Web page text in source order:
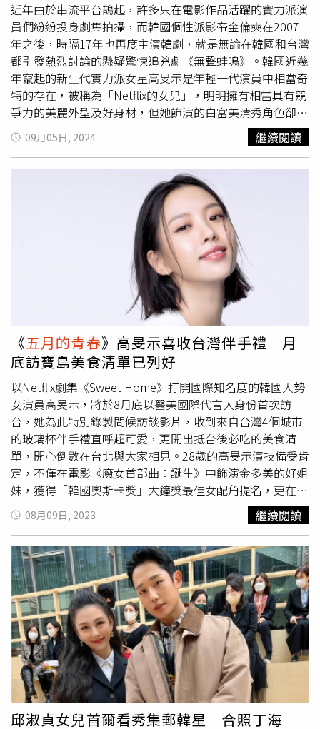
近年由於串流平台鵲起，許多只在電影作品活躍的實力派演
員們紛紛投身劇集拍攝，而韓國個性派影帝金倫奭在2007
年之後，時隔17年也再度主演韓劇，就是無論在韓國和台灣
都引發熱烈討論的懸疑驚悚追兇劇《無聲蛙鳴》。韓國近幾
年竄起的新生代實力派女星高旻示是年輕一代演員中相當奇
特的存在，被稱為「Netflix的女兒」，明明擁有相當具有競
爭力的美麗外型及好身材，但她飾演的白富美清秀角色卻相
對少，反而勇於挑戰各種具有爭議性的惡女角色。在主演光
州事件學運愛情劇《
》以及《Sweet Home》三
季主演之後，高旻示獲得許多矚目，終於在去年以大咖雲集
的《神鬼海底撈》提名以及獲獎無數，包括青龍獎最佳新人
女演員，也獲得百想及大鐘獎另外兩大電影獎的提名肯定，
而緊接在後的最新作品，就是《無聲蛙鳴》。《無聲蛙鳴》
描述平靜的鄉下小鎮裡，金倫奭飾演的民宿老闆全煐夏如常
地營運位於小溪邊的幽靜民宿，某日來了一對神秘的母子，
高旻示飾演的柳誠娥以及她帶來的小男孩卻為全煐夏的人
生，甚至整個小鎮的人們造成了天翻地覆的改變。隔年夏
天，柳誠娥又出現在他的民宿裡，懷抱著巨大的秘密，為了
守護自己的民宿與生活，全煐夏決定採取反擊，一連串以暴
制暴的行為導向未知的結果，甚至牽扯出20年前的連續殺人
命案。《無聲蛙鳴》金倫奭飾演的民宿老闆遇上神秘母子，
人生起了天翻地覆的變化。（圖／Netflix提供）身為必須推
動整部戲前進及控制節奏的瘋女人角色，在演技派的國寶級
大前輩金倫奭面前，高旻示絲毫沒有氣短，從演技到氣勢都
能夠力抗對手，一冷一熱，一文一瘋，兩人的飆戲看起來非
常過癮。她以旁若無人的自信，向觀眾們展示了新一代戲劇
場景中的女人可以瘋到什麼極致，同時包容了美麗、性感、
無邪、任性、殘暴、瘋癲、聰明、歇斯底里與無厘頭，視人
命如草芥，未經縝密思考想殺就殺，不在意任何後果，是一
個世界繞著她轉，徹徹底底的女神經病角色，像是來自東方
的小丑女，但她甚至不需要小丑，本身就活成了一朵燦爛瘋
魔的奇異大花。演技爆棚之外，高旻示也為了《無聲蛙鳴》
中的大量裸露場面將體重降到人生新低，整個背部清晰可見
的脊椎骨，為的就是能夠符合導演要求的「看起來像動物」
的視覺，張狂瘋癲的演技，也被看好要橫掃明年的演技派女
主寶座。高旻示在《無聲蛙鳴》不只展現瘋魔演技，還有大
量裸露場面。（圖／Netflix提供）《無聲蛙鳴》每一集都以
同樣的一句口白，由不同主角唸出來開場：「假設一棵樹在
森林裡倒下，而沒有人在附近聽見，它有沒有發出聲音？」
這個貫串全劇的主軸是個久遠的哲學思辨與物理問題，就像
咒語一般，圍繞與纏繞在前後橫跨20年，看似完全無關的兩
個連續兇殺案之間，甚至因為一個旁觀警察的視角，讓兩個
09月05日, 2024 繼續閱讀
《五月的青春》高旻示喜收台灣伴手禮 月
底訪寶島美食清單已列好
以Netflix劇集《Sweet Home》打開國際知名度的韓國大勢
女演員高旻示，將於8月底以醫美國際代言人身份首次訪
台，她為此特別錄製問候訪談影片，收到來自台灣4個城市
的玻璃杯伴手禮直呼超可愛，更開出抵台後必吃的美食清
單，開心倒數在台北與大家相見。28歲的高旻示演技備受肯
定，不僅在電影《魔女首部曲：誕生》中飾演金多美的好姐
妹，獲得「韓國奧斯卡獎」大鐘獎最佳女配角提名，更在
Netflix劇集《Sweet Home》中成功塑造叛逆厭世的李到晛
親妹妹形象，一舉打開全球知名度，隔年再接再厲以淒美虐
心韓劇《五月的青春》獲得演技獎。現正在台熱映的電影
《神鬼海底撈》中，高旻示與兩位影后金憓秀、廉晶雅同框
飆戲，演技得到台韓觀眾一致讚賞，是備受矚目的新一代大
勢女演員。為了首度的訪台行，高旻示特別向台灣觀眾打招
呼，被問到在任何情況下都能散發出自信光彩的秘訣時，近
期忙著宣傳電影的她強調自信和魅力的重要性，開朗地說忙
碌的宣傳活動反而會讓自己更投入工作，並透露平時就透過
練瑜珈、芭蕾來鍛煉體力。她從小就喜歡台灣電影，期待月
底來台能嚐到名揚韓國的牛肉麵、麻糬，還俏皮地請台灣民
眾多多推薦美食。
08月09日, 2023 繼續閱讀
邱淑貞女兒首爾看秀集郵韓星 合照丁海